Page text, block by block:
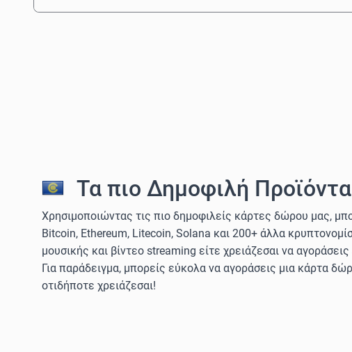
Τα πιο Δημοφιλή
Χρησιμοποιώντας τις πιο δημοφιλείς κάρτες δώρου μας,
Bitcoin, Ethereum, Litecoin, Solana και 200+ άλλα
μουσικής και βίντεο streaming είτε χρειάζεσαι να
Για παράδειγμα, μπορείς εύκολα να αγοράσεις μια κάρτα
οτιδήποτε χρειάζεσαι!